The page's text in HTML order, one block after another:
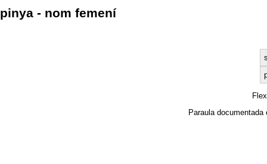
pinya - nom femení
Paraula